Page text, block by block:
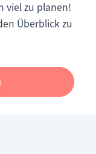
viel zu planen!
Überblick zu